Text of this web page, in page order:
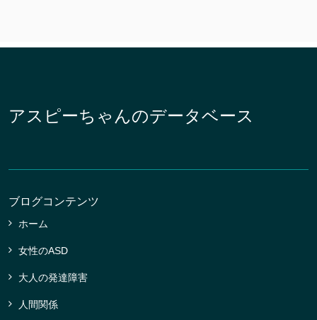
アスピーちゃんのデータベース
ブログコンテンツ
ホーム
女性のASD
大人の発達障害
人間関係